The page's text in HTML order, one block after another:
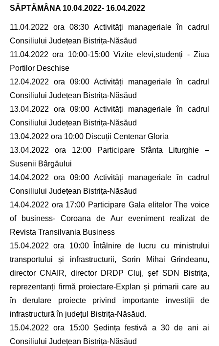
SĂPTĂMÂNA 10.04.2022- 16.04.2022
11.04.2022 ora 08:30 Activități manageriale în cadrul
Consiliului Județean Bistrița-Năsăud
11.04.2022 ora 10:00-15:00 Vizite elevi,studenți - Ziua
Portilor Deschise
12.04.2022 ora 09:00 Activități manageriale în cadrul
Consiliului Județean Bistrița-Năsăud
13.04.2022 ora 09:00 Activități manageriale în cadrul
Consiliului Județean Bistrița-Năsăud
13.04.2022 ora 10:00 Discuții Centenar Gloria
13.04.2022 ora 12:00 Participare Sfânta Liturghie –
Susenii Bârgăului
14.04.2022 ora 09:00 Activități manageriale în cadrul
Consiliului Județean Bistrița-Năsăud
14.04.2022 ora 17:00 Participare Gala elitelor The voice
of business- Coroana de Aur eveniment realizat de
Revista Transilvania Business
15.04.2022 ora 10:00 Întâlnire de lucru cu ministrului
transportului și infrastructurii, Sorin Mihai Grindeanu,
director CNAIR, director DRDP Cluj, șef SDN Bistrița,
reprezentanți firmă proiectare-Explan și primarii care au
în derulare proiecte privind importante investiții de
infrastructură în județul Bistrița-Năsăud.
15.04.2022 ora 15:00 Ședința festivă a 30 de ani ai
Consiliului Județean Bistrița-Năsăud